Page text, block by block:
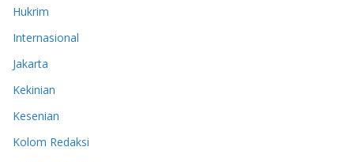
Hukrim
Internasional
Jakarta
Kekinian
Kesenian
Kolom Redaksi